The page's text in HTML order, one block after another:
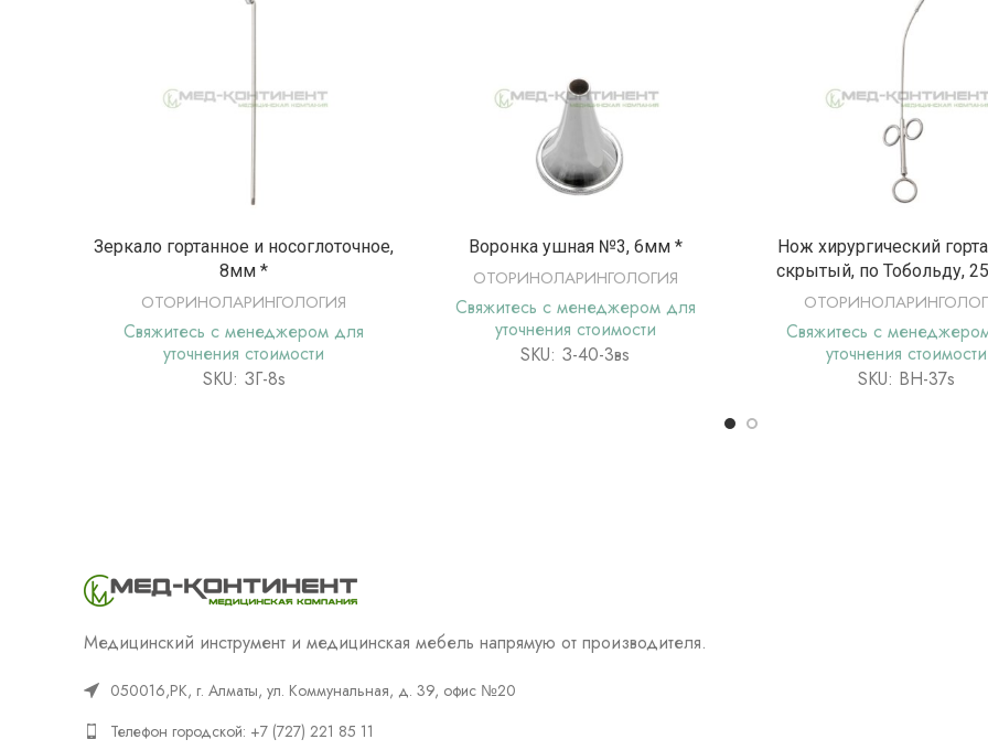
ПОДРОБНЕЕ
Зеркало гортанное и носоглоточное,
8мм *
ОТОРИНОЛАРИНГОЛОГИЯ
Свяжитесь с менеджером для
уточнения стоимости
SKU: ЗГ-8s
ПОДРОБНЕЕ
Воронка ушная №3, 6мм *
ОТОРИНОЛАРИНГОЛОГИЯ
Свяжитесь с менеджером для
уточнения стоимости
SKU: З-40-3вs
Нож хирургический
скрытый, по Тобольду,
Свяжитесь с
уточнения стоимости
SKU: ВН-37s
Медицинский инструмент и медицинская мебель напрямую от производителя.
050016,РК, г. Алматы, ул. Коммунальная, д. 39, офис №20
Телефон городской: +7 (727) 221 85 11